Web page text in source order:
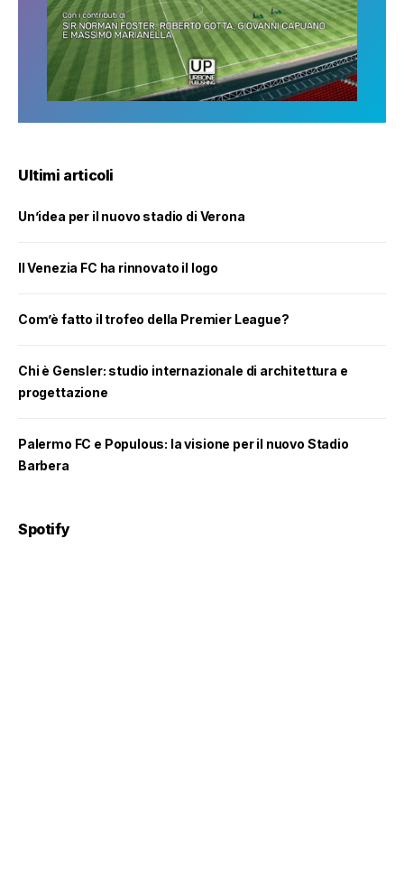
Ultimi articoli
Un’idea per il nuovo stadio di Verona
Il Venezia FC ha rinnovato il logo
Com’è fatto il trofeo della Premier League?
Chi è Gensler: studio internazionale di architettura e
progettazione
Palermo FC e Populous: la visione per il nuovo Stadio
Barbera
Spotify